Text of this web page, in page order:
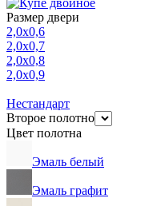
Размер двери
2,0х0,6
2,0х0,7
2,0х0,8
2,0х0,9
Нестандарт
Второе полотно
Цвет полотна
Эмаль белый
Эмаль графит